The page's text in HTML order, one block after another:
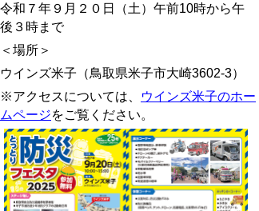
令和７年９月２０日（土）午前10時から午
後３時まで
＜場所＞
ウインズ米子（鳥取県米子市大崎3602-3）
※アクセスについては、
ウインズ米子のホー
ムページをご覧ください。